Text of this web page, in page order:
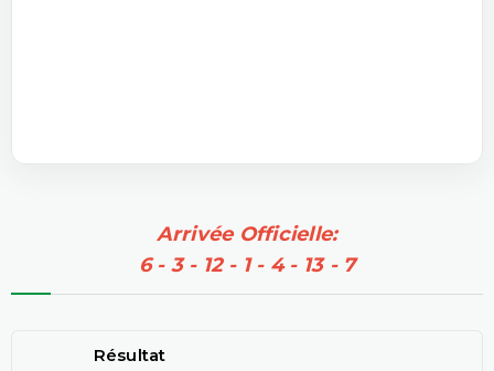
Arrivée Officielle:
6 - 3 - 12 - 1 - 4 - 13 - 7
Résultat